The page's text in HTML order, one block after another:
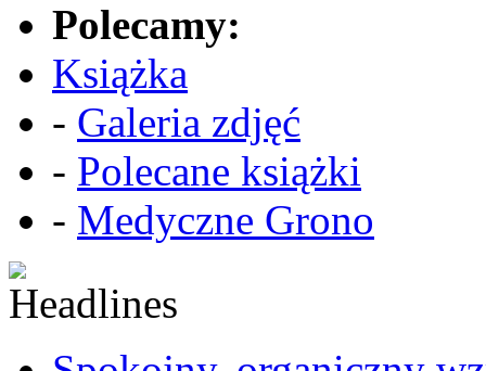
Polecamy:
Książka
- Galeria zdjęć
- Polecane książki
- Medyczne Grono